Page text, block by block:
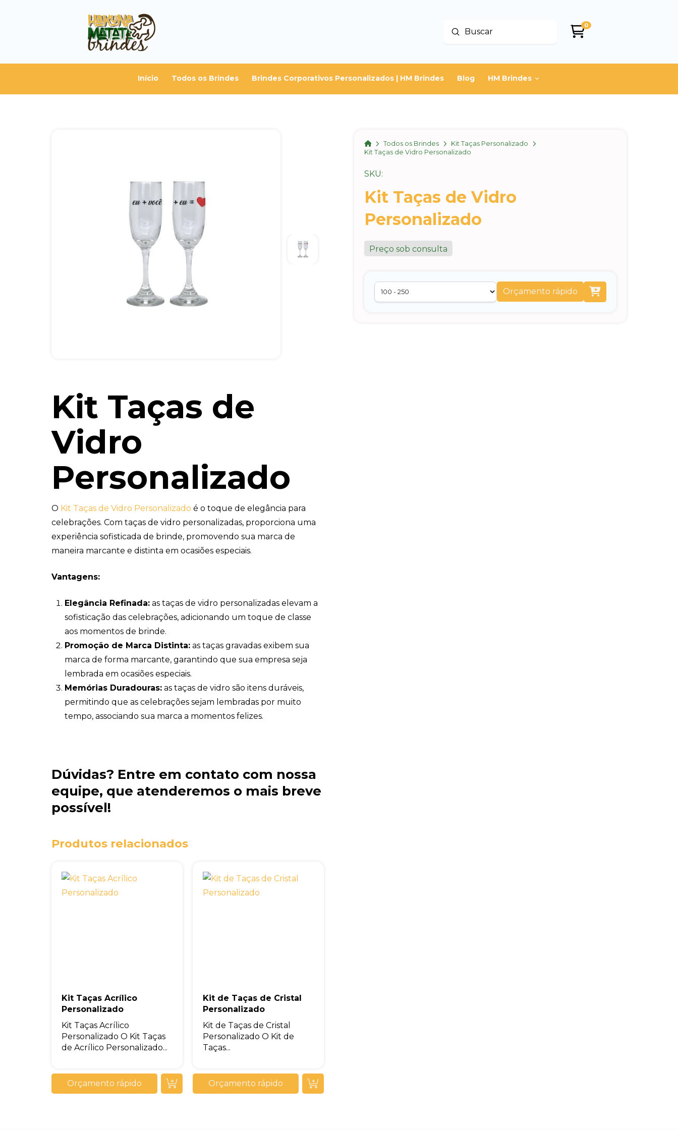
Buscar
Enviar
0
Início Todos os Brindes Brindes Corporativos Personalizados | HM Brindes Blog HM Brindes
HomeTodos os Brindes
Kit Taças Personalizado
Kit Taças de Vidro Personalizado
SKU:
Kit Taças de Vidro
Personalizado
Preço sob consulta
Orçamento rápido
Kit Taças de
Vidro
Personalizado
O Kit Taças de Vidro Personalizado é o toque de elegância para
celebrações. Com taças de vidro personalizadas, proporciona uma
experiência sofisticada de brinde, promovendo sua marca de
maneira marcante e distinta em ocasiões especiais.
Vantagens:
Elegância Refinada: as taças de vidro personalizadas elevam a
sofisticação das celebrações, adicionando um toque de classe
aos momentos de brinde.
Promoção de Marca Distinta: as taças gravadas exibem sua
marca de forma marcante, garantindo que sua empresa seja
lembrada em ocasiões especiais.
Memórias Duradouras: as taças de vidro são itens duráveis,
permitindo que as celebrações sejam lembradas por muito
tempo, associando sua marca a momentos felizes.
Dúvidas? Entre em contato com nossa
equipe, que atenderemos o mais breve
possível!
Produtos relacionados
Kit Taças Acrílico
Personalizado
Kit Taças Acrílico
Personalizado O Kit Taças
de Acrílico Personalizado...
Orçamento rápido
Kit de Taças de Cristal
Personalizado
Kit de Taças de Cristal
Personalizado O Kit de
Taças...
Orçamento rápido